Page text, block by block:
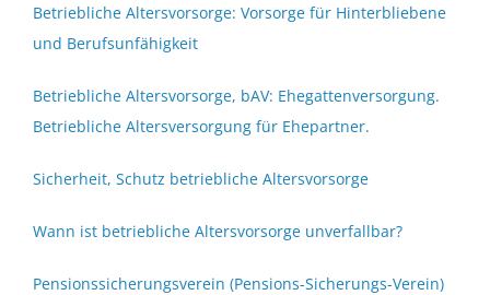
Betriebliche Altersvorsorge: Vorsorge für Hinterbliebene
und Berufsunfähigkeit
Betriebliche Altersvorsorge, bAV: Ehegattenversorgung.
Betriebliche Altersversorgung für Ehepartner.
Sicherheit, Schutz betriebliche Altersvorsorge
Wann ist betriebliche Altersvorsorge unverfallbar?
Pensionssicherungsverein (Pensions-Sicherungs-Verein)